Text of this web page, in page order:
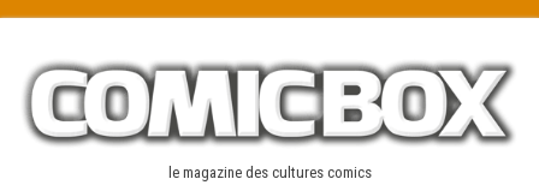
content
le magazine des cultures comics